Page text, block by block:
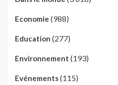
Economie (988)
Education (277)
Environnement (193)
Evénements(115)